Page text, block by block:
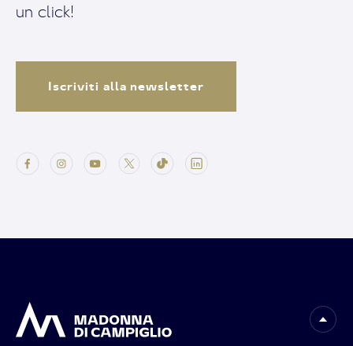
un click!
Iscriviti alla newsletter